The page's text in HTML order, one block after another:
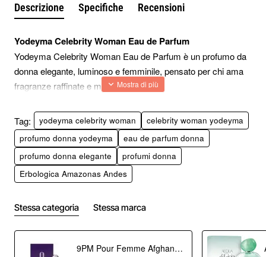
Descrizione Specifiche Recensioni
Yodeyma Celebrity Woman Eau de Parfum
Yodeyma Celebrity Woman Eau de Parfum è un profumo da
donna elegante, luminoso e femminile, pensato per chi ama
fragranze raffinate e moderne.
freschezza iniziale, cuore floreale e fondo caldo e avvolgente.
È una fragranza adatta a chi desidera uno stile curato,
piacevole e ben riconoscibile in ogni momento della giornata.
L’apertura con mandarino e ribes nero regala una partenza
vivace, fruttata e brillante.
una sfumatura floreale elegante.
Il fondo di patchouli e vaniglia completa la composizione con
una scia più calda, sensuale e raffinata.
Yodeyma Celebrity Woman è la scelta giusta per chi cerca
Tag: yodeyma celebrity woman
celebrity woman yodeyma
profumo donna yodeyma
eau de parfum donna
profumo donna elegante
profumi donna
Erbologica Amazonas Andes
Stessa categoria Stessa marca
9PM Pour Femme Afghan Eau de Parfum 100 ml